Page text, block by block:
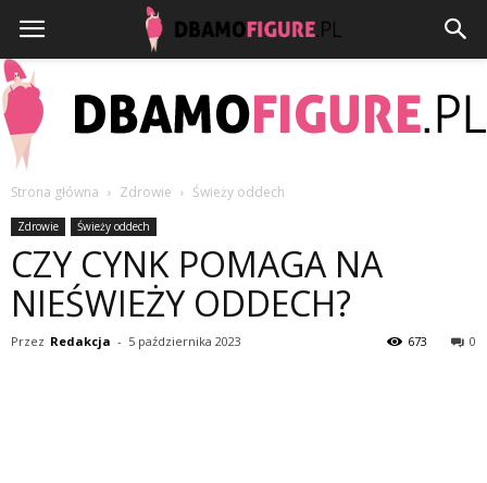
Strona główna Zdrowie Świeży oddech
Zdrowie Świeży oddech
CZY CYNK POMAGA NA
NIEŚWIEŻY ODDECH?
Przez Redakcja - 5 października 2023 0
673